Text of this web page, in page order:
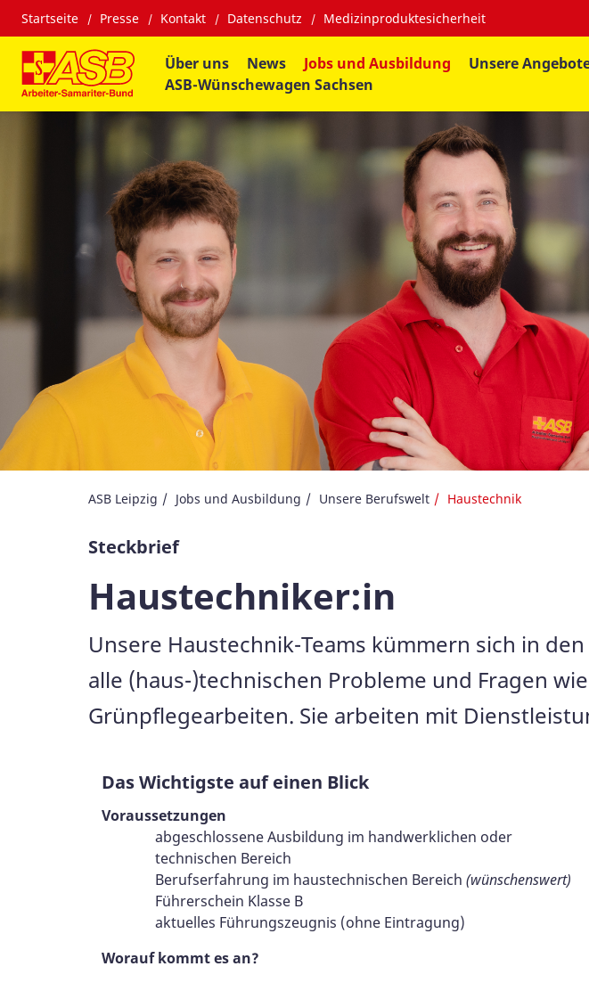
Startseite Presse Kontakt Datenschutz Medizinproduktesicherheit
Über uns News Jobs und Ausbildung Unsere
ASB-Wünschewagen Sachsen
ASB Leipzig Jobs und Ausbildung Unsere Berufswelt Haustechnik
Steckbrief
Haustechniker:in
Unsere Haustechnik-Teams kümmern sich in
alle (haus-)technischen Probleme und Fragen
Grünpflegearbeiten. Sie arbeiten mit
Das Wichtigste auf einen Blick
Voraussetzungen
abgeschlossene Ausbildung im handwerklichen oder
technischen Bereich
Berufserfahrung im haustechnischen Bereich (wünschenswert)
Führerschein Klasse B
aktuelles Führungszeugnis (ohne Eintragung)
Worauf kommt es an?